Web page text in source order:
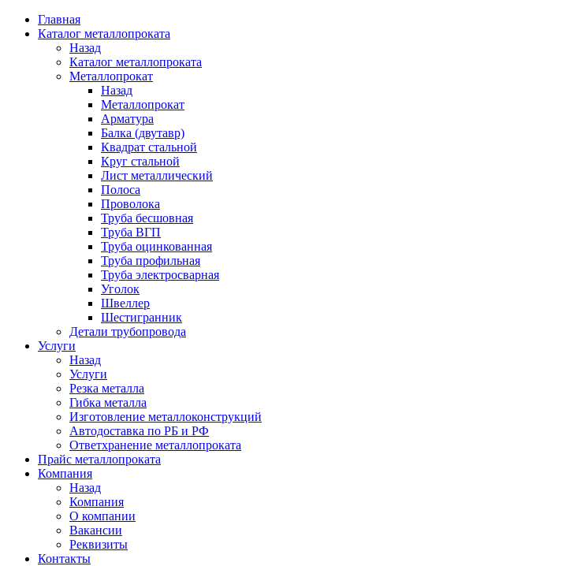
Главная
Каталог металлопроката
Назад
Каталог металлопроката
Металлопрокат
Назад
Металлопрокат
Арматура
Балка (двутавр)
Квадрат стальной
Круг стальной
Лист металлический
Полоса
Проволока
Труба бесшовная
Труба ВГП
Труба оцинкованная
Труба профильная
Труба электросварная
Уголок
Швеллер
Шестигранник
Детали трубопровода
Услуги
Назад
Услуги
Резка металла
Гибка металла
Изготовление металлоконструкций
Автодоставка по РБ и РФ
Ответхранение металлопроката
Прайс металлопроката
Компания
Назад
Компания
О компании
Вакансии
Реквизиты
Контакты